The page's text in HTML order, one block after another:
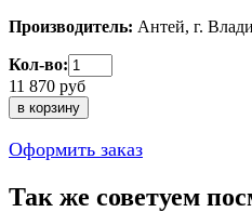
Производитель: Антей, г.
Кол-во:
11 870 руб
Оформить заказ
Так же советуем